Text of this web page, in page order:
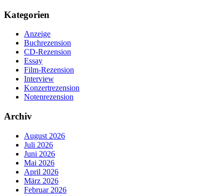
Kategorien
Anzeige
Buchrezension
CD-Rezension
Essay
Film-Rezension
Interview
Konzertrezension
Notenrezension
Archiv
August 2026
Juli 2026
Juni 2026
Mai 2026
April 2026
März 2026
Februar 2026